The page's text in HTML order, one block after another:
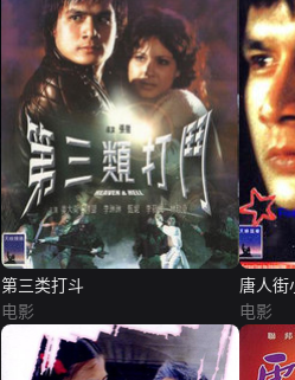
第三类打斗
电影
唐人街
电影